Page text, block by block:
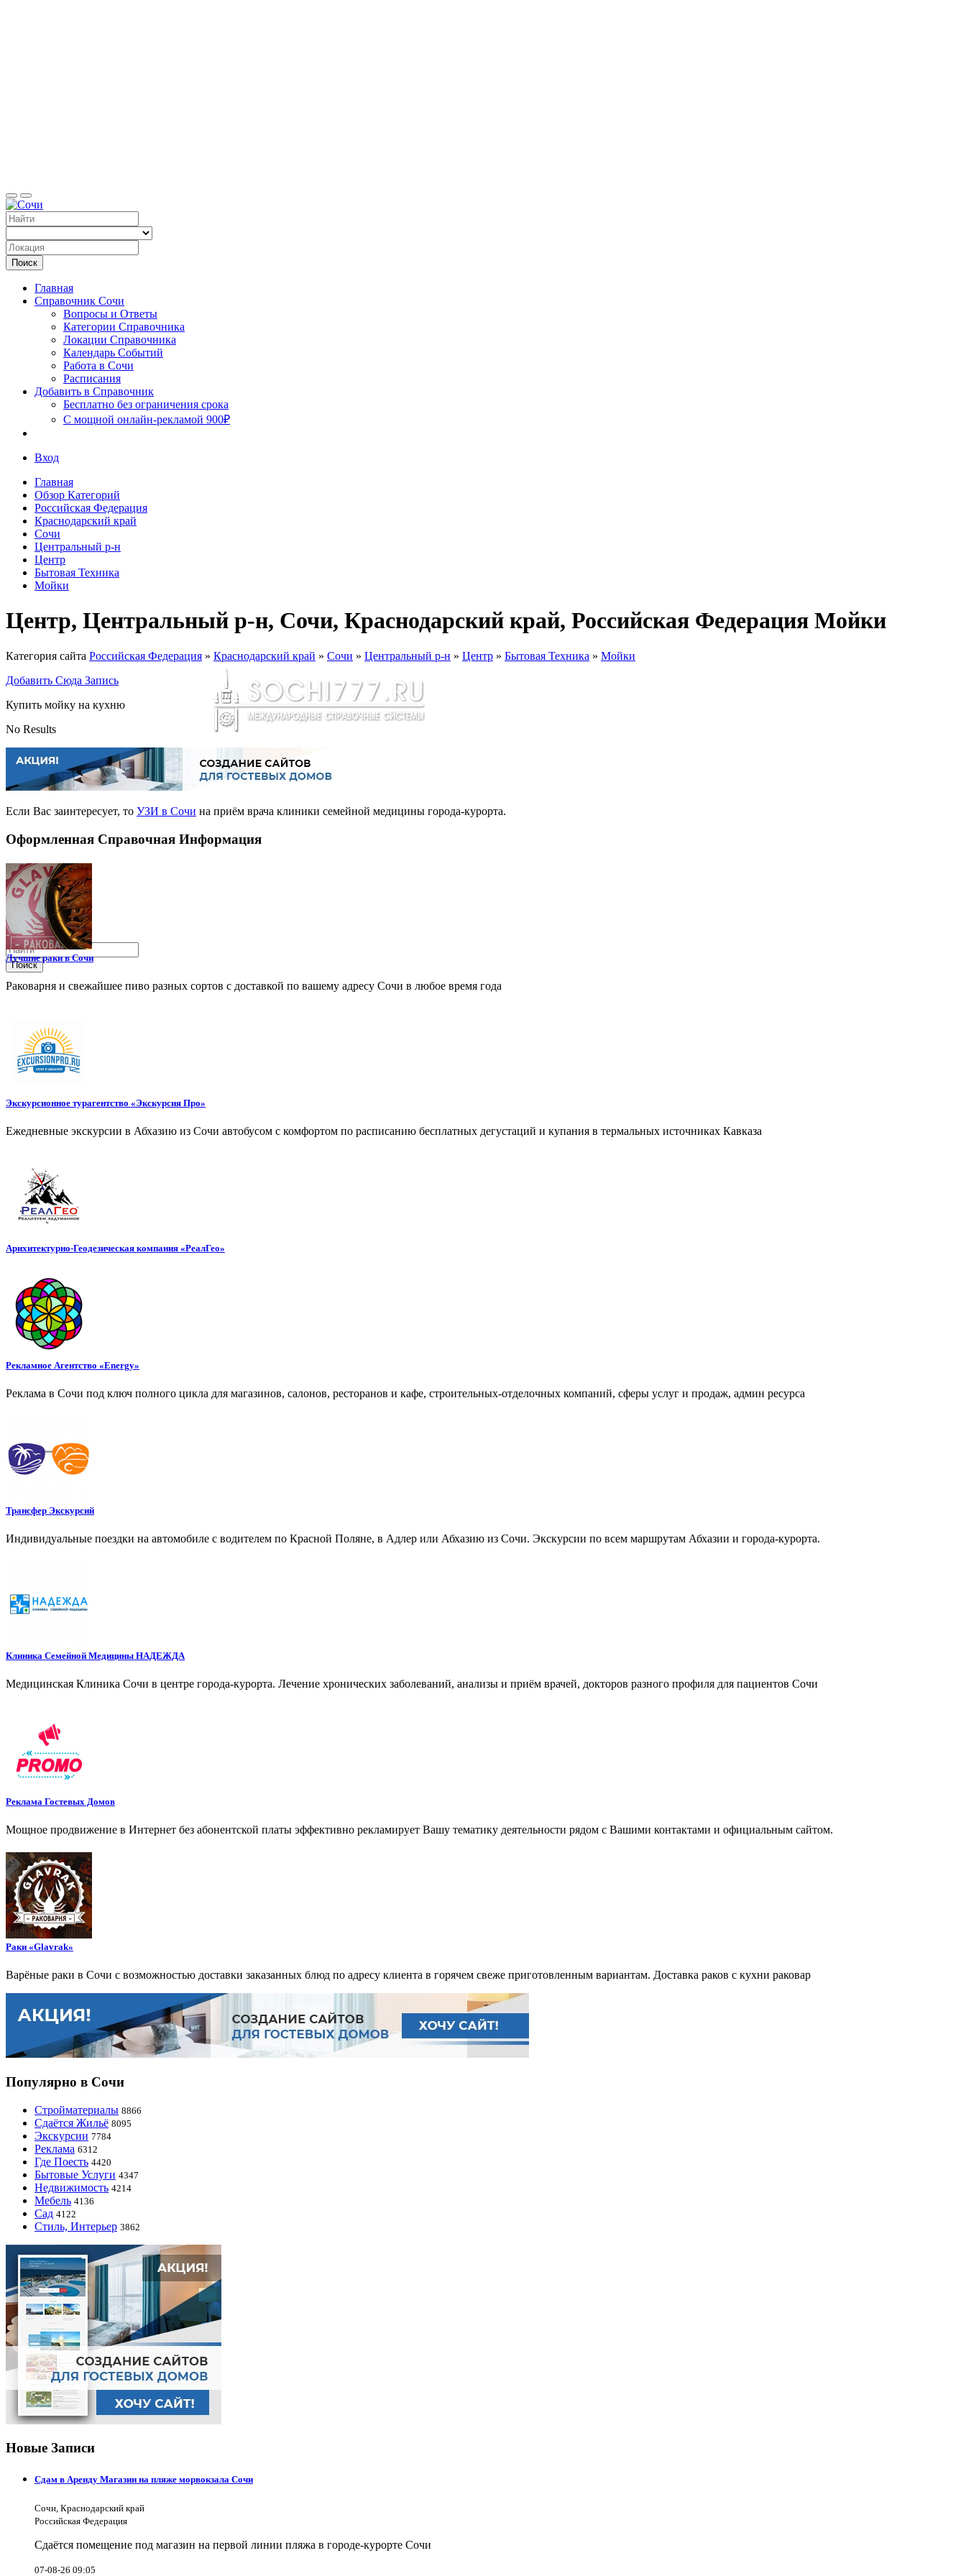
Сочи
Поиск
Поиск
Главная
Справочник Сочи
Вопросы и Ответы
Категории Справочника
Локации Справочника
Календарь Событий
Работа в Сочи
Расписания
Добавить в Справочник
Бесплатно без ограничения срока
С мощной онлайн-рекламой 900₽
Вход
Главная
Обзор Категорий
Российская Федерация
Краснодарский край
Сочи
Центральный р-н
Центр
Бытовая Техника
Мойки
Центр, Центральный р-н, Сочи, Краснодарский край, Российская Федерация Мойки
Категория сайта Российская Федерация » Краснодарский край » Сочи » Центральный р-н » Центр » Бытовая Техника » Мойки
Добавить Сюда Запись
Купить мойку на кухню
No Results
Если Вас заинтересует, то УЗИ в Сочи на приём врача клиники семейной медицины города-курорта.
Оформленная Справочная Информация
Лучшие раки в Сочи
Раковарня и свежайшее пиво разных сортов с доставкой по вашему адресу Сочи в любое время года
Экскурсионное турагентство «Экскурсия Про»
Ежедневные экскурсии в Абхазию из Сочи автобусом с комфортом по расписанию бесплатных дегустаций и купания в термальных источниках Кавказа
Арихитектурно-Геодезическая компания «РеалГео»
Рекламное Агентство «Energy»
Реклама в Сочи под ключ полного цикла для магазинов, салонов, ресторанов и кафе, строительных-отделочных компаний, сферы услуг и продаж, админ ресурса
Трансфер Экскурсий
Индивидуальные поездки на автомобиле с водителем по Красной Поляне, в Адлер или Абхазию из Сочи. Экскурсии по всем маршрутам Абхазии и города-курорта.
Клиника Семейной Медицины НАДЕЖДА
Медицинская Клиника Сочи в центре города-курорта. Лечение хронических заболеваний, анализы и приём врачей, докторов разного профиля для пациентов Сочи
Реклама Гостевых Домов
Мощное продвижение в Интернет без абонентской платы эффективно рекламирует Вашу тематику деятельности рядом с Вашими контактами и официальным сайтом.
Раки «Glavrak»
Варёные раки в Сочи с возможностью доставки заказанных блюд по адресу клиента в горячем свеже приготовленным вариантам. Доставка раков с кухни раковар
Популярно в Сочи
Стройматериалы 8866
Сдаётся Жильё 8095
Экскурсии 7784
Реклама 6312
Где Поесть 4420
Бытовые Услуги 4347
Недвижимость 4214
Мебель 4136
Сад 4122
Стиль, Интерьер 3862
Новые Записи
Сдам в Аренду Магазин на пляже морвокзала Сочи
Сочи, Краснодарский край
Российская Федерация
Сдаётся помещение под магазин на первой линии пляжа в городе-курорте Сочи
07-08-26 09:05